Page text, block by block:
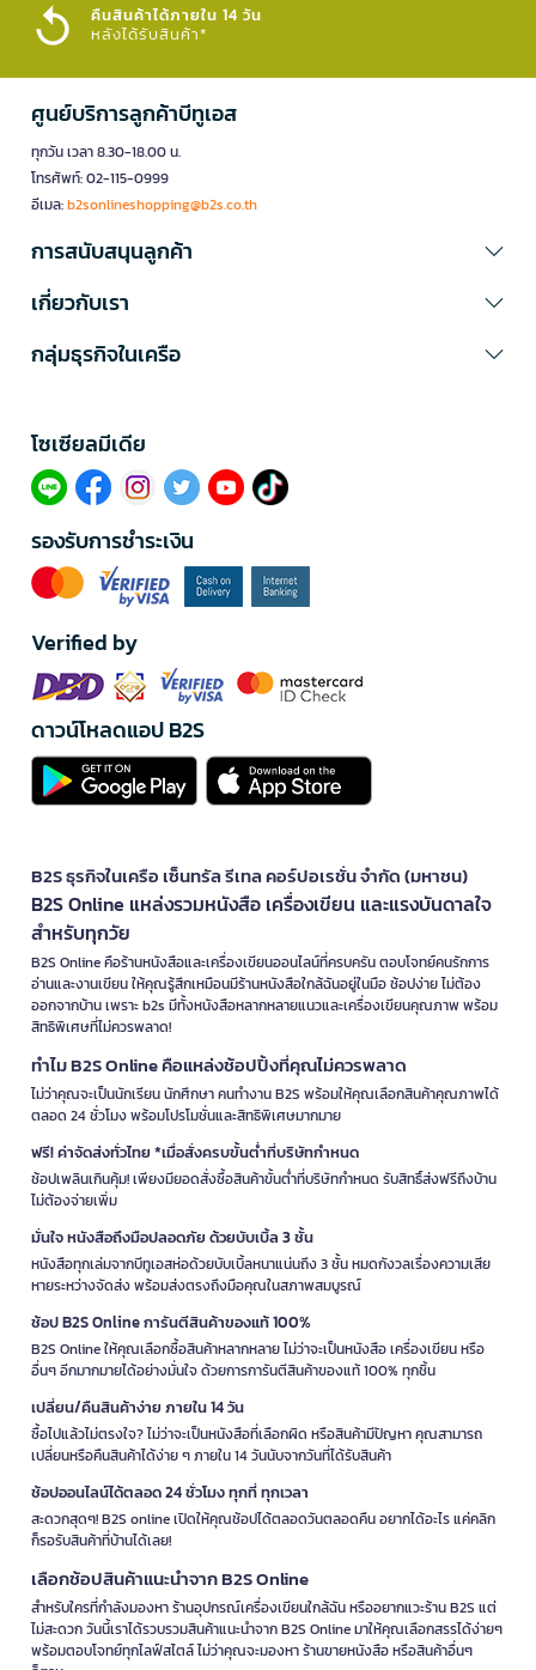
คืนสินค้าได้ภายใน 14 วัน
หลังได้รับสินค้า*
ศูนย์บริการลูกค้าบีทูเอส
ทุกวัน เวลา 8.30-18.00 น.
โทรศัพท์: 02-115-0999
อีเมล:b2sonlineshopping@b2s.co.th
การสนับสนุนลูกค้า
เกี่ยวกับเรา
กลุ่มธุรกิจในเครือ
โซเซียลมีเดีย​
รองรับการชำระเงิน
Verified by
ดาวน์โหลดแอป B2S
B2S ธุรกิจในเครือ เซ็นทรัล รีเทล คอร์ปอเรชั่น จำกัด (มหาชน)
B2S Online แหล่งรวมหนังสือ เครื่องเขียน และแรงบันดาลใจ
สำหรับทุกวัย
B2S Online คือร้านหนังสือและเครื่องเขียนออนไลน์ที่ครบครัน ตอบโจทย์คนรักการ
อ่านและงานเขียน ให้คุณรู้สึกเหมือนมีร้านหนังสือใกล้ฉันอยู่ในมือ ช้อปง่าย ไม่ต้อง
ออกจากบ้าน เพราะ b2s มีทั้งหนังสือหลากหลายแนวและเครื่องเขียนคุณภาพ พร้อม
สิทธิพิเศษที่ไม่ควรพลาด!
ทำไม B2S Online คือแหล่งช้อปปิ้งที่คุณไม่ควรพลาด
ไม่ว่าคุณจะเป็นนักเรียน นักศึกษา คนทำงาน B2S พร้อมให้คุณเลือกสินค้าคุณภาพได้
ตลอด 24 ชั่วโมง พร้อมโปรโมชั่นและสิทธิพิเศษมากมาย
ฟรี! ค่าจัดส่งทั่วไทย *เมื่อสั่งครบขั้นต่ำที่บริษัทกำหนด
ช้อปเพลินเกินคุ้ม! เพียงมียอดสั่งซื้อสินค้าขั้นต่ำที่บริษัทกำหนด รับสิทธิ์ส่งฟรีถึงบ้าน
ไม่ต้องจ่ายเพิ่ม
มั่นใจ หนังสือถึงมือปลอดภัย ด้วยบับเบิ้ล 3 ชั้น
หนังสือทุกเล่มจากบีทูเอสห่อด้วยบับเบิ้ลหนาแน่นถึง 3 ชั้น หมดกังวลเรื่องความเสีย
หายระหว่างจัดส่ง พร้อมส่งตรงถึงมือคุณในสภาพสมบูรณ์
ช้อป B2S Online การันตีสินค้าของแท้ 100%
B2S Online ให้คุณเลือกซื้อสินค้าหลากหลาย ไม่ว่าจะเป็นหนังสือ เครื่องเขียน หรือ
อื่นๆ อีกมากมายได้อย่างมั่นใจ ด้วยการการันตีสินค้าของแท้ 100% ทุกชิ้น
เปลี่ยน/คืนสินค้าง่าย ภายใน 14 วัน
ซื้อไปแล้วไม่ตรงใจ? ไม่ว่าจะเป็นหนังสือที่เลือกผิด หรือสินค้ามีปัญหา คุณสามารถ
เปลี่ยนหรือคืนสินค้าได้ง่าย ๆ ภายใน 14 วันนับจากวันที่ได้รับสินค้า
ช้อปออนไลน์ได้ตลอด 24 ชั่วโมง ทุกที่ ทุกเวลา
สะดวกสุดๆ! B2S online เปิดให้คุณช้อปได้ตลอดวันตลอดคืน อยากได้อะไร แค่คลิก
ก็รอรับสินค้าที่บ้านได้เลย!
เลือกช้อปสินค้าแนะนำจาก B2S Online
สำหรับใครที่กำลังมองหา ร้านอุปกรณ์เครื่องเขียนใกล้ฉัน หรืออยากแวะร้าน B2S แต่
ไม่สะดวก วันนี้เราได้รวบรวมสินค้าแนะนำจาก B2S Online มาให้คุณเลือกสรรได้ง่ายๆ
พร้อมตอบโจทย์ทุกไลฟ์สไตล์ ไม่ว่าคุณจะมองหา ร้านขายหนังสือ หรือสินค้าอื่นๆ